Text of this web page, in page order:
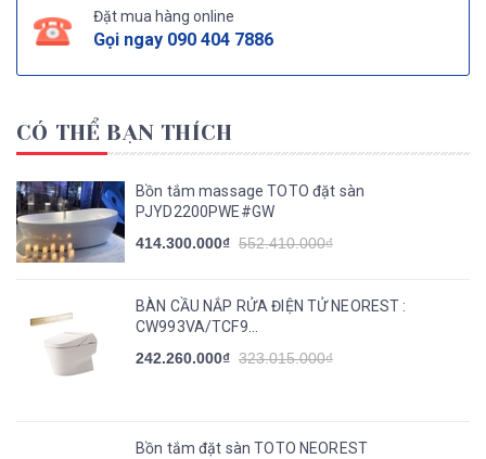
Đặt mua hàng online
Gọi ngay 090 404 7886
CÓ THỂ BẠN THÍCH
Bồn tắm massage TOTO đặt sàn
PJYD2200PWE#GW
414.300.000₫ 552.410.000₫
BÀN CẦU NẮP RỬA ĐIỆN TỬ NEOREST :
CW993VA/TCF9...
242.260.000₫ 323.015.000₫
Bồn tắm đặt sàn TOTO NEOREST